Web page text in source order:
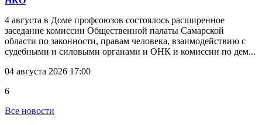
4 августа в Доме профсоюзов состоялось расширенное
заседание комиссии Общественной палаты Самарской
области по законности, правам человека, взаимодействию с
судебными и силовыми органами и ОНК и комиссии по дем...
04 августа 2026 17:00
6
Все новости